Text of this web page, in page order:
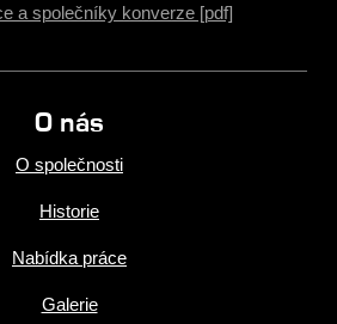
a společníky konverze [pdf]
O nás
O společnosti
Historie
Nabídka práce
Galerie